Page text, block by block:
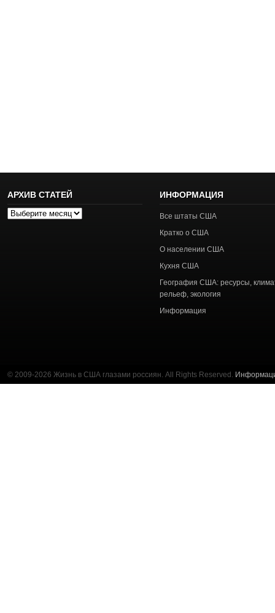
АРХИВ СТАТЕЙ
Архив
ИНФОРМАЦИЯ
Все штаты США
Кратко о США
О населении США
Кухня США
География США: ресурсы,
рельеф, экология
Информация
© 2009-2026 Жизнь в США глазами россиян. All Rights Reserved.